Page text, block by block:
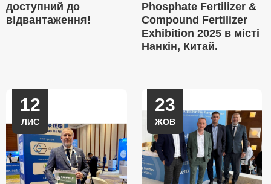
доступний до
відвантаження!
Phosphate Fertilizer &
Compound Fertilizer
Exhibition 2025 в місті
Нанкін, Китай.
12
ЛИС
23
ЖОВ